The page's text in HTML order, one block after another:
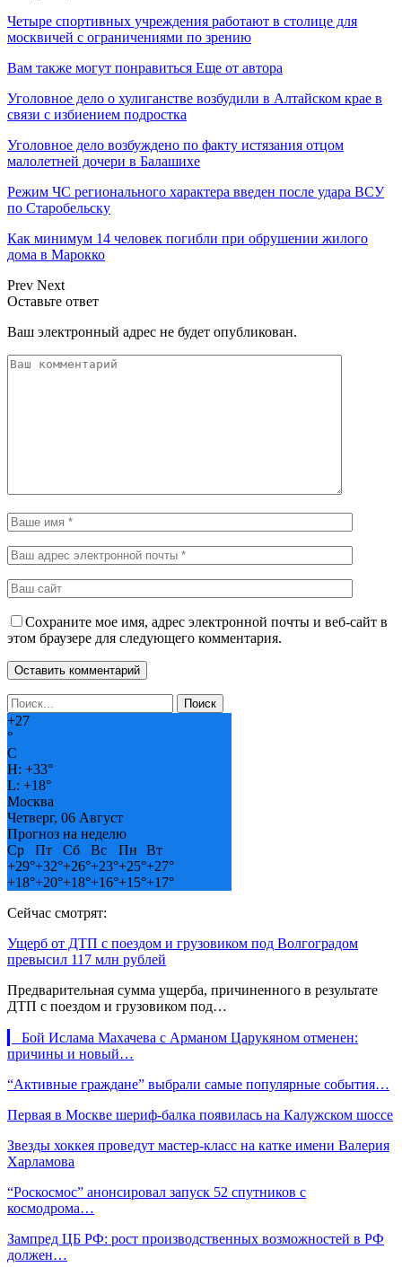
Четыре спортивных учреждения работают в столице для
москвичей с ограничениями по зрению
Вам также могут понравиться Еще от автора
Уголовное дело о хулиганстве возбудили в Алтайском крае в
связи с избиением подростка
Уголовное дело возбуждено по факту истязания отцом
малолетней дочери в Балашихе
Режим ЧС регионального характера введен после удара ВСУ
по Старобельску
Как минимум 14 человек погибли при обрушении жилого
дома в Марокко
Prev Next
Оставьте ответ
Ваш электронный адрес не будет опубликован.
Сохраните мое имя, адрес электронной почты и веб-сайт в
этом браузере для следующего комментария.
+27
°
C
H: +33°
L: +18°
Москва
Четверг, 06 Август
Прогноз на неделю
Ср
Пт Сб Вс Пн
Вт
+29°+32°+26°+23°+25°+27°
+18°+20°+18°+16°+15°+17°
Сейчас смотрят:
Ущерб от ДТП с поездом и грузовиком под Волгоградом
превысил 117 млн рублей
Предварительная сумма ущерба, причиненного в результате
ДТП с поездом и грузовиком под…
▎ Бой Ислама Махачева с Арманом Царукяном отменен:
причины и новый…
“Активные граждане” выбрали самые популярные события…
Первая в Москве шериф-балка появилась на Калужском шоссе
Звезды хоккея проведут мастер-класс на катке имени Валерия
Харламова
“Роскосмос” анонсировал запуск 52 спутников с
космодрома…
Зампред ЦБ РФ: рост производственных возможностей в РФ
должен…